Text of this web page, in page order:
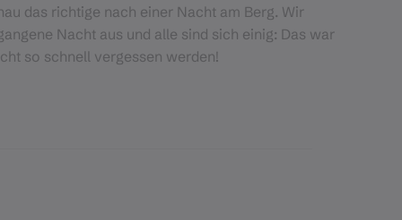
das richtige nach einer Nacht am Berg. Wir
Nacht aus und alle sind sich einig: Das war
so schnell vergessen werden!